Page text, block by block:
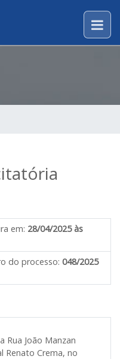
em: 28/04/2025 às
do processo: 048/2025
Rua João Manzan
Renato Crema, no